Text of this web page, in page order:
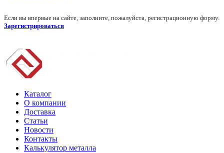
Если вы впервые на сайте, заполните, пожалуйста, регистрационную форму.
Зарегистрироваться
Каталог
О компании
Доставка
Статьи
Новости
Контакты
Калькулятор металла